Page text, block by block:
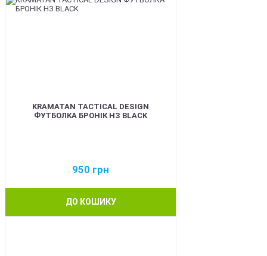
KRAMATAN TACTICAL DESIGN
ФУТБОЛКА БРОНІК НЗ BLACK
950 грн
ДО КОШИКУ